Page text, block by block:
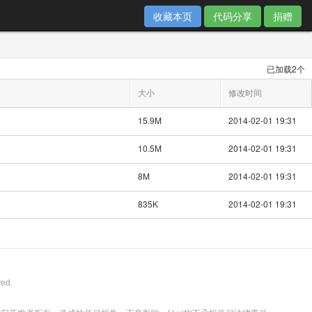
收藏本页 代码分享 捐赠
已加载2个
修改时间
大小
2014-02-01 19:31
15.9M
2014-02-01 19:31
10.5M
2014-02-01 19:31
8M
2014-02-01 19:31
835K